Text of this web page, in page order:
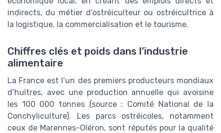
indirects, du métier d’ostréiculteur ou ostréicultrice à
la logistique, la commercialisation et le tourisme.
Chiffres clés et poids dans l’industrie
alimentaire
La France est l’un des premiers producteurs mondiaux
d’huîtres, avec une production annuelle qui avoisine
les 100 000 tonnes (source : Comité National de la
Conchyliculture). Les parcs ostréicoles, notamment
ceux de Marennes-Oléron, sont réputés pour la qualité